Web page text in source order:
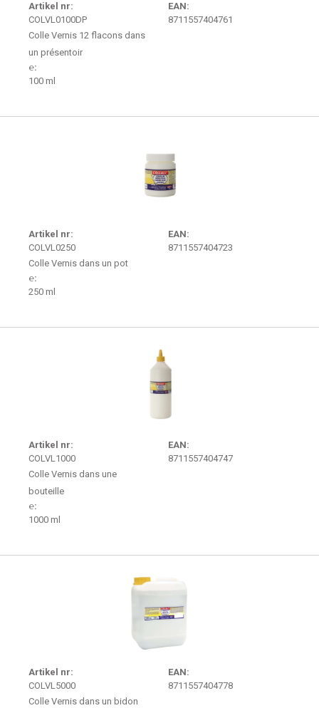
Artikel nr:
COLVL0100DP
Colle Vernis 12 flacons dans
un présentoir
EAN:
8711557404761
℮:
100 ml
Artikel nr:
COLVL0250
Colle Vernis dans un pot
EAN:
8711557404723
℮:
250 ml
Artikel nr:
COLVL1000
Colle Vernis dans une
bouteille
EAN:
8711557404747
℮:
1000 ml
Artikel nr:
COLVL5000
Colle Vernis dans un bidon
EAN:
8711557404778